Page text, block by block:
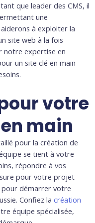
que leader des CMS, il
une
à exploiter la
site web à la fois
notre expertise en
un site clé en main
votre
main
pour la création de
se tient à votre
répondre à vos
pour votre projet
pour démarrer votre
Confiez la création
équipe spécialisée,